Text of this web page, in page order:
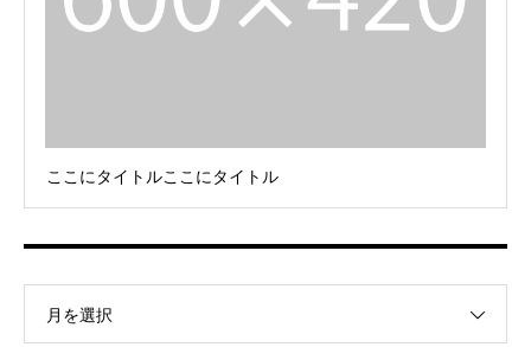
ここにタイトルここにタイトル
月を選択